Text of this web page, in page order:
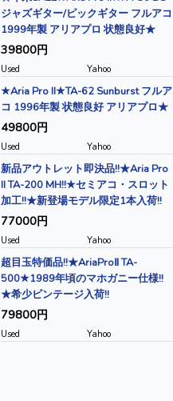
ジャズギター/ピックギター フルアコ
1999年製 アリアプロ 状態良好★
39800円
Used Yahoo
★Aria Pro II★TA-62 Sunburst フルア
コ 1996年製 状態良好 アリアプロ★
49800円
Used Yahoo
新品アウトレット即決品!!★Aria Pro
II TA-200 MH!!★セミアコ・スロット
加工!!★新登場モデル限定1本入荷!!
77000円
Used Yahoo
超目玉特価品!!★AriaProⅡ TA-
500★1989年頃のマホガニー仕様!!
★希少ビンテージ入荷!!
79800円
Used Yahoo